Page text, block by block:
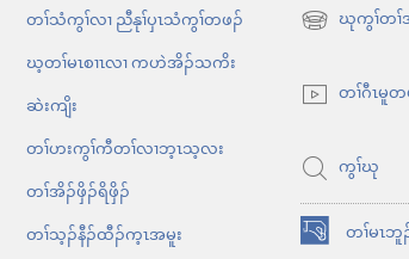
တၢ်သံကွၢ်လၢ ညီနုၢ်ပှၤသံကွၢ်တဖၣ်
ဃ့တၢ်မၤစၢၤလၢ ကဟဲအိၣ်သကိး
ဆဲးကျိး
တၢ်ဟးကွၢ်ကီတၢ်လၢဘ့ၤသ့လး
တၢ်​အိၣ်ဖှိၣ်​ရိဖှိၣ်
တၢ်သ့ၣ်နီၣ်ထီၣ်က့ၤအမူး
ဃုကွၢ်တၢ်
အိး
လၢ
သီ
ဘ့ၣ်
တၢ်ဂီၤမူ
ကွၢ်ဃု
တၢ်မၤ
အိး